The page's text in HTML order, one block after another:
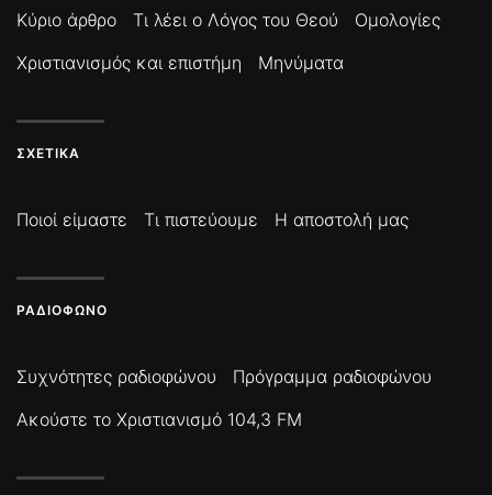
Κύριο άρθρο Τι λέει ο Λόγος του Θεού
Ομολογίες
Χριστιανισμός και επιστήμη
Μηνύματα
ΣΧΕΤΙΚΆ
Ποιοί είμαστε Τι πιστεύουμε Η αποστολή μας
ΡΑΔΙΌΦΩΝΟ
Συχνότητες ραδιοφώνου
Πρόγραμμα ραδιοφώνου
Ακούστε το Χριστιανισμό 104,3 FM